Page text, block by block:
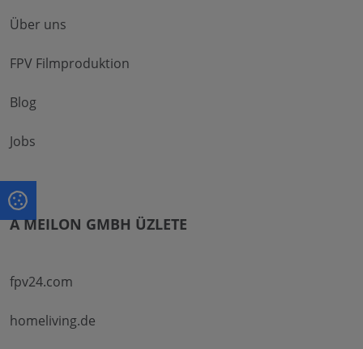
Über uns
FPV Filmproduktion
Blog
Jobs
A MEILON GMBH ÜZLETE
fpv24.com
homeliving.de